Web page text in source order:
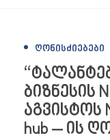
ᲦᲝᲜᲘᲡᲫᲘᲔᲑᲔᲑᲘ
ბიზნესის
აგვისტოს
hub – ის